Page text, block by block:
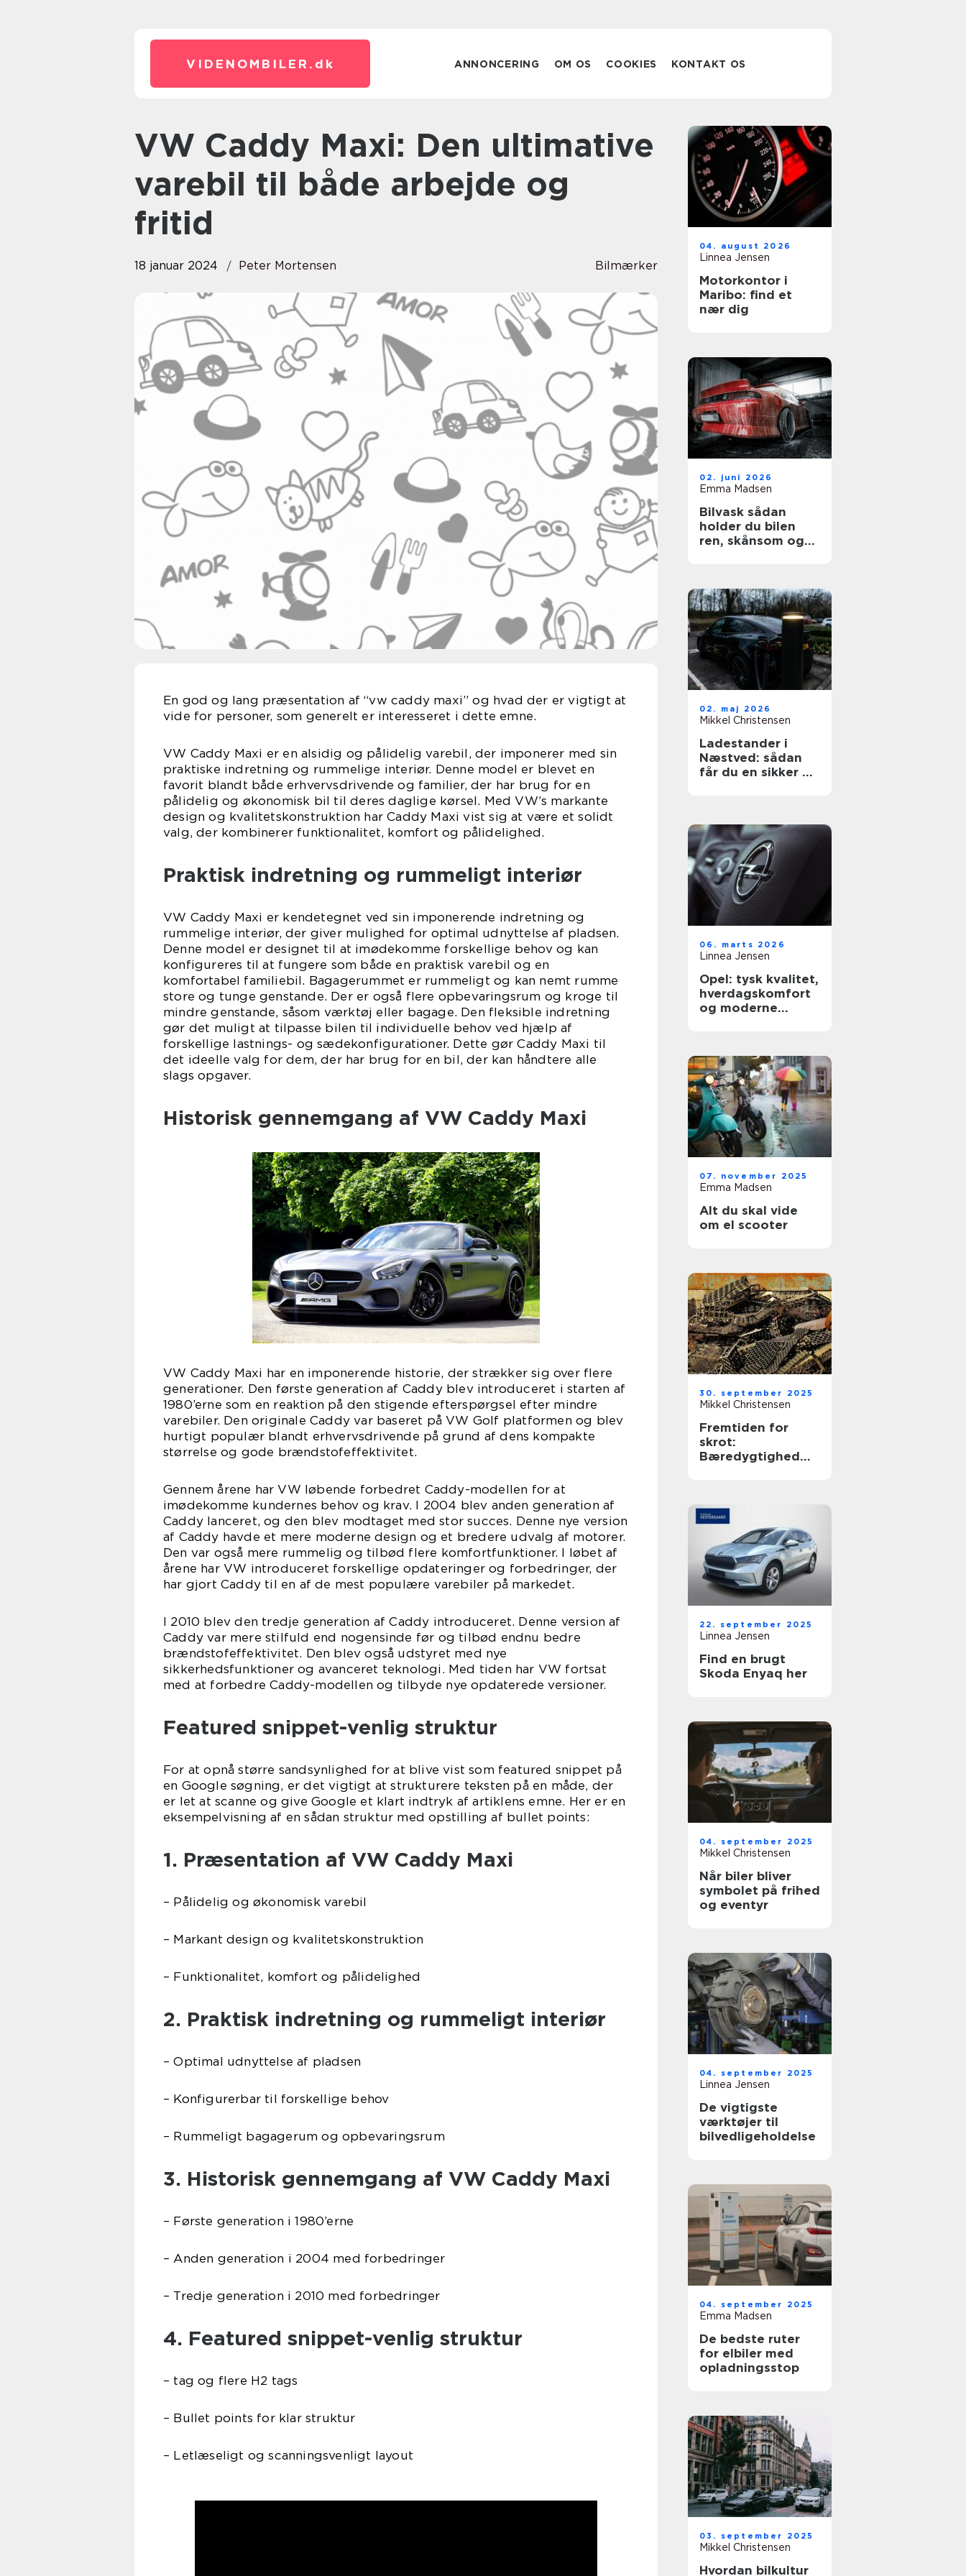
VIDENOMBILER. dk ANNONCERING OM OS COOKIES KONTAKT OS
VW Caddy Maxi: Den ultimative
varebil til både arbejde og
fritid
18 januar 2024 Peter Mortensen Bilmærker
En god og lang præsentation af “vw caddy maxi” og hvad der er vigtigt at
vide for personer, som generelt er interesseret i dette emne.
VW Caddy Maxi er en alsidig og pålidelig varebil, der imponerer med sin
praktiske indretning og rummelige interiør. Denne model er blevet en
favorit blandt både erhvervsdrivende og familier, der har brug for en
pålidelig og økonomisk bil til deres daglige kørsel. Med VW’s markante
design og kvalitetskonstruktion har Caddy Maxi vist sig at være et solidt
valg, der kombinerer funktionalitet, komfort og pålidelighed.
Praktisk indretning og rummeligt interiør
VW Caddy Maxi er kendetegnet ved sin imponerende indretning og
rummelige interiør, der giver mulighed for optimal udnyttelse af pladsen.
Denne model er designet til at imødekomme forskellige behov og kan
konfigureres til at fungere som både en praktisk varebil og en
komfortabel familiebil. Bagagerummet er rummeligt og kan nemt rumme
store og tunge genstande. Der er også flere opbevaringsrum og kroge til
mindre genstande, såsom værktøj eller bagage. Den fleksible indretning
gør det muligt at tilpasse bilen til individuelle behov ved hjælp af
forskellige lastnings- og sædekonfigurationer. Dette gør Caddy Maxi til
det ideelle valg for dem, der har brug for en bil, der kan håndtere alle
slags opgaver.
Historisk gennemgang af VW Caddy Maxi
VW Caddy Maxi har en imponerende historie, der strækker sig over flere
generationer. Den første generation af Caddy blev introduceret i starten af
1980’erne som en reaktion på den stigende efterspørgsel efter mindre
varebiler. Den originale Caddy var baseret på VW Golf platformen og blev
hurtigt populær blandt erhvervsdrivende på grund af dens kompakte
størrelse og gode brændstofeffektivitet.
Gennem årene har VW løbende forbedret Caddy-modellen for at
imødekomme kundernes behov og krav. I 2004 blev anden generation af
Caddy lanceret, og den blev modtaget med stor succes. Denne nye version
af Caddy havde et mere moderne design og et bredere udvalg af motorer.
Den var også mere rummelig og tilbød flere komfortfunktioner. I løbet af
årene har VW introduceret forskellige opdateringer og forbedringer, der
har gjort Caddy til en af de mest populære varebiler på markedet.
I 2010 blev den tredje generation af Caddy introduceret. Denne version af
Caddy var mere stilfuld end nogensinde før og tilbød endnu bedre
brændstofeffektivitet. Den blev også udstyret med nye
sikkerhedsfunktioner og avanceret teknologi. Med tiden har VW fortsat
med at forbedre Caddy-modellen og tilbyde nye opdaterede versioner.
Featured snippet-venlig struktur
For at opnå større sandsynlighed for at blive vist som featured snippet på
en Google søgning, er det vigtigt at strukturere teksten på en måde, der
er let at scanne og give Google et klart indtryk af artiklens emne. Her er en
eksempelvisning af en sådan struktur med opstilling af bullet points:
1. Præsentation af VW Caddy Maxi
– Pålidelig og økonomisk varebil
– Markant design og kvalitetskonstruktion
– Funktionalitet, komfort og pålidelighed
2. Praktisk indretning og rummeligt interiør
– Optimal udnyttelse af pladsen
– Konfigurerbar til forskellige behov
– Rummeligt bagagerum og opbevaringsrum
3. Historisk gennemgang af VW Caddy Maxi
– Første generation i 1980’erne
– Anden generation i 2004 med forbedringer
– Tredje generation i 2010 med forbedringer
4. Featured snippet-venlig struktur
– tag og flere H2 tags
– Bullet points for klar struktur
– Letlæseligt og scanningsvenligt layout
04. august 2026
Linnea Jensen
Motorkontor i
Maribo: find et
nær dig
02. juni 2026
Emma Madsen
Bilvask sådan
holder du bilen
ren, skånsom og
02. maj 2026
Mikkel Christensen
Ladestander i
Næstved: sådan
får du en sikker og
06. marts 2026
Linnea Jensen
Opel: tysk kvalitet,
hverdagskomfort
og moderne
07. november 2025
Emma Madsen
Alt du skal vide
om el scooter
30. september 2025
Mikkel Christensen
Fremtiden for
skrot:
Bæredygtighed
22. september 2025
Linnea Jensen
Find en brugt
Skoda Enyaq her
04. september 2025
Mikkel Christensen
Når biler bliver
symbolet på frihed
og eventyr
04. september 2025
Linnea Jensen
De vigtigste
værktøjer til
bilvedligeholdelse
04. september 2025
Emma Madsen
De bedste ruter
for elbiler med
opladningsstop
03. september 2025
Mikkel Christensen
Hvordan bilkultur